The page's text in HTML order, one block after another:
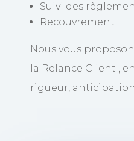
Suivi des
Recouvrement
Nous vous
la Relance Client ,
rigueur,